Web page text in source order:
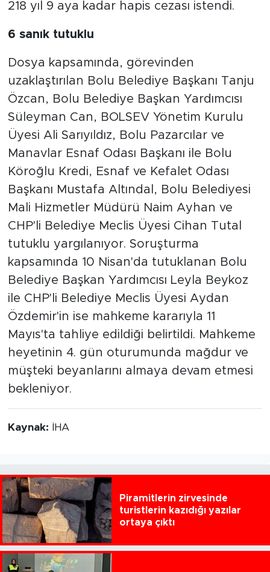
218 yıl 9 aya kadar hapis cezası istendi.
6 sanık tutuklu
Dosya kapsamında, görevinden
uzaklaştırılan Bolu Belediye Başkanı Tanju
Özcan, Bolu Belediye Başkan Yardımcısı
Süleyman Can, BOLSEV Yönetim Kurulu
Üyesi Ali Sarıyıldız, Bolu Pazarcılar ve
Manavlar Esnaf Odası Başkanı ile Bolu
Köroğlu Kredi, Esnaf ve Kefalet Odası
Başkanı Mustafa Altındal, Bolu Belediyesi
Mali Hizmetler Müdürü Naim Ayhan ve
CHP'li Belediye Meclis Üyesi Cihan Tutal
tutuklu yargılanıyor. Soruşturma
kapsamında 10 Nisan'da tutuklanan Bolu
Belediye Başkan Yardımcısı Leyla Beykoz
ile CHP'li Belediye Meclis Üyesi Aydan
Özdemir'in ise mahkeme kararıyla 11
Mayıs'ta tahliye edildiği belirtildi. Mahkeme
heyetinin 4. gün oturumunda mağdur ve
müşteki beyanlarını almaya devam etmesi
bekleniyor.
Kaynak: İHA
Piramitlerin zirvesinde
turistlerin kazıdığı yazılar
ortaya çıktı